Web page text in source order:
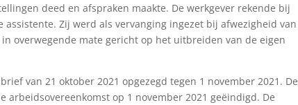
deed en afspraken maakte. De werkgever rekende bij
Zij werd als vervanging ingezet bij afwezigheid van
overwegende mate gericht op het uitbreiden van de eigen
van 21 oktober 2021 opgezegd tegen 1 november 2021. De
op 1 november 2021 geëindigd. De